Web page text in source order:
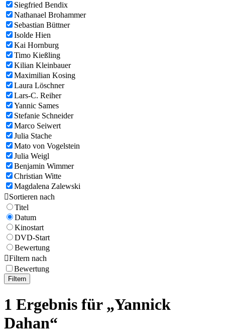
Siegfried Bendix
Nathanael Brohammer
Sebastian Büttner
Isolde Hien
Kai Hornburg
Timo Kießling
Kilian Kleinbauer
Maximilian Kosing
Laura Löschner
Lars-C. Reiher
Yannic Sames
Stefanie Schneider
Marco Seiwert
Julia Stache
Mato von Vogelstein
Julia Weigl
Benjamin Wimmer
Christian Witte
Magdalena Zalewski
Sortieren nach
Titel
Datum
Kinostart
DVD-Start
Bewertung
Filtern nach
Bewertung
Filtern
1 Ergebnis für „Yannick
Dahan“